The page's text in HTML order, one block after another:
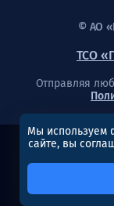
© АО
ТСО
Отправляя
Мы используем
сайте, вы